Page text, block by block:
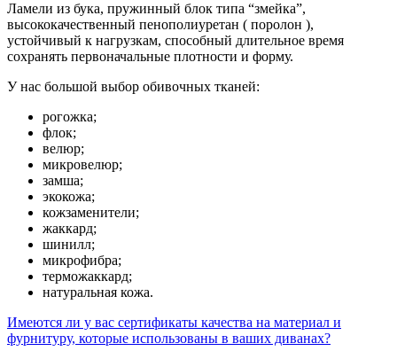
Ламели из бука, пружинный блок типа “змейка”,
высококачественный пенополиуретан ( поролон ),
устойчивый к нагрузкам, способный длительное время
сохранять первоначальные плотности и форму.
У нас большой выбор обивочных тканей:
рогожка;
флок;
велюр;
микровелюр;
замша;
экокожа;
кожзаменители;
жаккард;
шинилл;
микрофибра;
терможаккард;
натуральная кожа.
Имеются ли у вас сертификаты качества на материал и
фурнитуру, которые использованы в ваших диванах?